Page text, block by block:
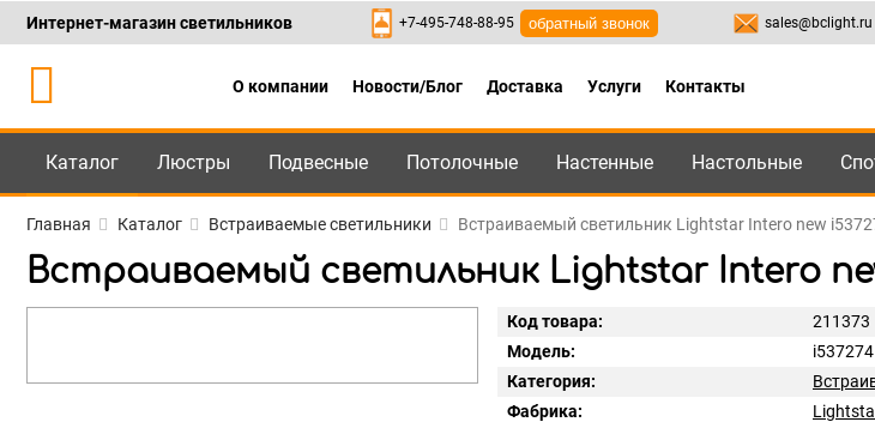
Каталог +7-495-748-88-95 ,8-800-550-95-45
Интернет-магазин светильников +7-495-748-88-95 обратный звонок sales@bclight.ru
О компании Новости/Блог Доставка Услуги Контакты
Каталог Люстры Подвесные Потолочные Настенные Настольные
Главная Каталог Встраиваемые светильники Встраиваемый светильник Lightstar Intero new
Встраиваемый светильник Lightstar Intero
Код товара:
211373
Модель:
i537274
Категория:
Фабрика: